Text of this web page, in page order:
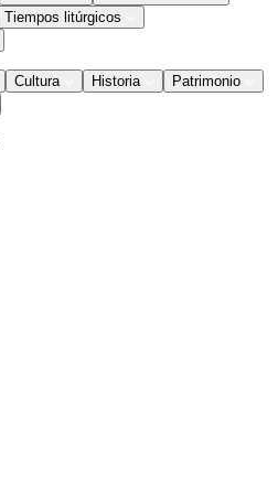
Tiempos litúrgicos
Cultura Historia
Patrimonio